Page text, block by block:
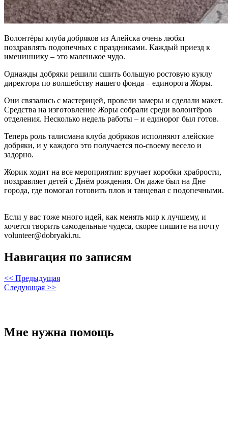
Волонтёры клуба добряков из Алейска очень любят
поздравлять подопечных с праздниками. Каждый приезд к
имениннику – это маленькое чудо.
Однажды добряки решили сшить большую ростовую куклу
директора по волшебству нашего фонда – единорога Жоры.
Они связались с мастерицей, провели замеры и сделали макет.
Средства на изготовление Жоры собрали среди волонтёров
отделения. Несколько недель работы – и единорог был готов.
Теперь роль талисмана клуба добряков исполняют алейские
добряки, и у каждого это получается по-своему весело и
задорно.
Жорик ходит на все мероприятия: вручает коробки храбрости,
поздравляет детей с Днём рождения. Он даже был на Дне
города, где помогал готовить плов и танцевал с подопечными.
Если у вас тоже много идей, как менять мир к лучшему, и
хочется творить самодельные чудеса, скорее пишите на почту
volunteer@dobryaki.ru.
Навигация по записям
<< Предыдущая
Следующая >>
Мне нужна помощь